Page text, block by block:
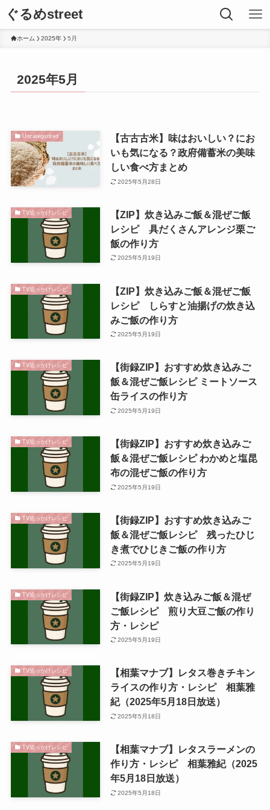
ぐるめstreet
ホーム 2025年 5月
2025年5月
Uncategorized
【古古古米】味はおいしい？にお
いも気になる？政府備蓄米の美味
しい食べ方まとめ
2025年5月28日
TV追っかけレシピ
【ZIP】炊き込みご飯＆混ぜご飯
レシピ 具だくさんアレンジ栗ご
飯の作り方
2025年5月19日
TV追っかけレシピ
【ZIP】炊き込みご飯＆混ぜご飯
レシピ しらすと油揚げの炊き込
みご飯の作り方
2025年5月19日
TV追っかけレシピ
【街録ZIP】おすすめ炊き込みご
飯＆混ぜご飯レシピ ミートソース
缶ライスの作り方
2025年5月19日
TV追っかけレシピ
【街録ZIP】おすすめ炊き込みご
飯＆混ぜご飯レシピ わかめと塩昆
布の混ぜご飯の作り方
2025年5月19日
TV追っかけレシピ
【街録ZIP】おすすめ炊き込みご
飯＆混ぜご飯レシピ 残ったひじ
き煮でひじきご飯の作り方
2025年5月19日
TV追っかけレシピ
【街録ZIP】炊き込みご飯＆混ぜ
ご飯レシピ 煎り大豆ご飯の作り
方・レシピ
2025年5月19日
TV追っかけレシピ
【相葉マナブ】レタス巻きチキン
ライスの作り方・レシピ 相葉雅
紀（2025年5月18日放送）
2025年5月18日
TV追っかけレシピ
【相葉マナブ】レタスラーメンの
作り方・レシピ 相葉雅紀（2025
年5月18日放送）
2025年5月18日